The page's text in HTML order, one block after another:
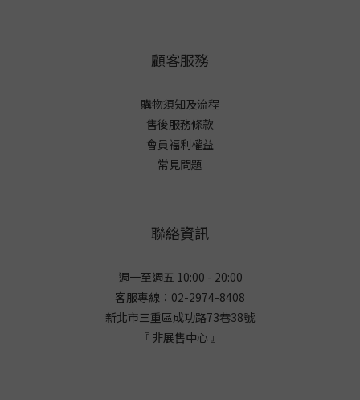
顧客服務
購物須知及流程
售後服務條款
會員福利權益
常見問題
聯絡資訊
週一至週五 10:00 - 20:00
客服專線：02-2974-8408
新北市三重區成功路73巷38號
『 非展售中心 』